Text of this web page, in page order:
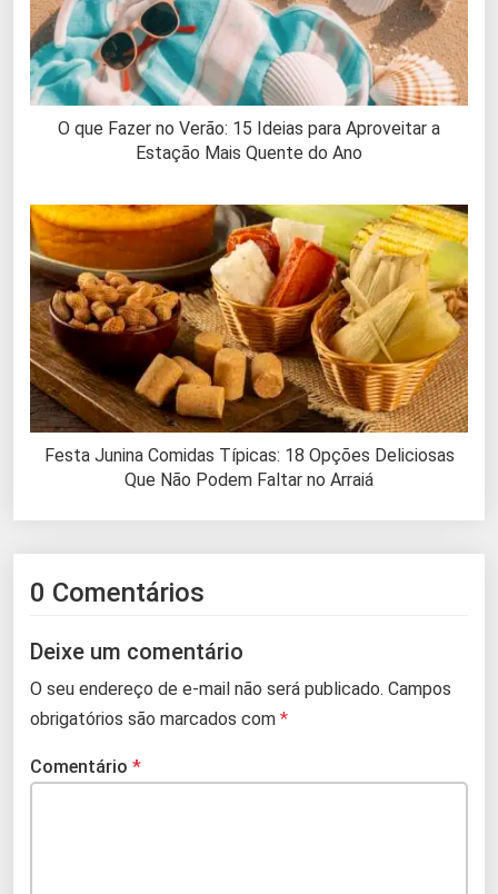
O que Fazer no Verão: 15 Ideias para Aproveitar a
Estação Mais Quente do Ano
Festa Junina Comidas Típicas: 18 Opções Deliciosas
Que Não Podem Faltar no Arraiá
0 Comentários
Deixe um comentário
O seu endereço de e-mail não será publicado. Campos
obrigatórios são marcados com *
Comentário *